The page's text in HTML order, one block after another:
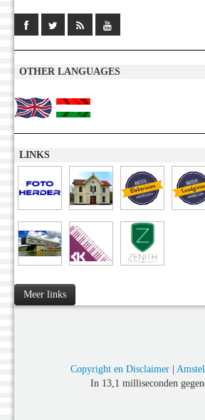
OTHER LANGUAGES
LINKS
Meer links
Copyright en Disclaimer|
In 13,1 milliseconden